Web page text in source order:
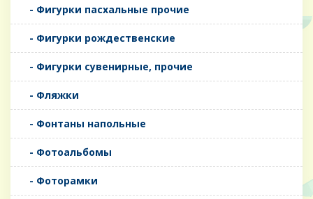
- Фигурки пасхальные прочие
- Фигурки рождественские
- Фигурки сувенирные, прочие
- Фляжки
- Фонтаны напольные
- Фотоальбомы
- Фоторамки